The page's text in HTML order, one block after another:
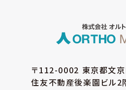
〒112-0002 東京都文
住友不動産後楽園ビル2